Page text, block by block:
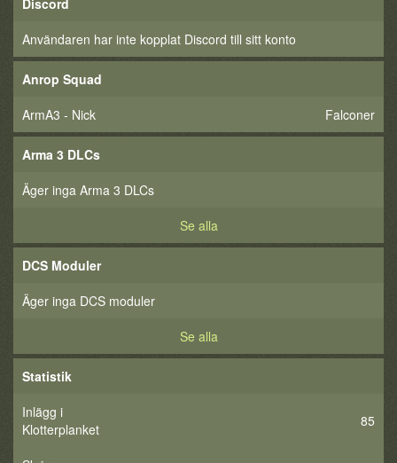
Discord
Användaren har inte kopplat Discord till sitt konto
Anrop Squad
ArmA3 - Nick
Falconer
Arma 3 DLCs
Äger inga Arma 3 DLCs
Se alla
DCS Moduler
Äger inga DCS moduler
Se alla
Statistik
Inlägg i
Klotterplanket
85